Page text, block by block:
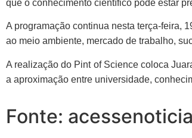
que o conhecimento científico pode estar
A programação continua nesta terça-feira,
ao meio ambiente, mercado de trabalho,
A realização do Pint of Science coloca
a aproximação entre universidade,
Fonte: